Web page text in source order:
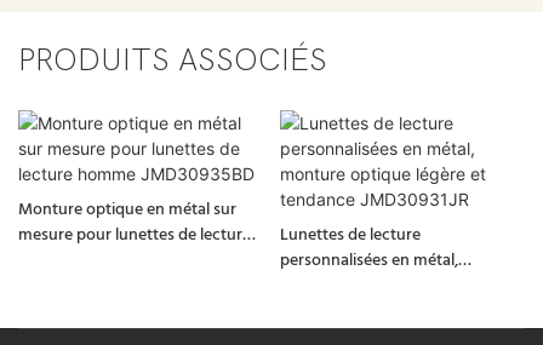
PRODUITS ASSOCIÉS
Monture optique en métal sur
mesure pour lunettes de lecture
Lunettes de lecture
personnalisées en métal,